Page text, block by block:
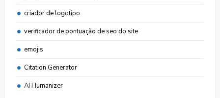
criador de logotipo
verificador de pontuação de seo do site
emojis
Citation Generator
AI Humanizer